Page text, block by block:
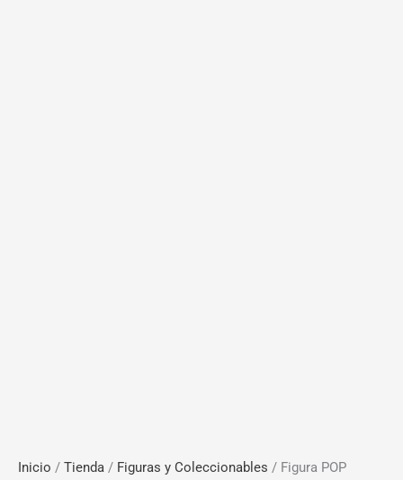
Inicio / Tienda / Figuras y Coleccionables / Figura POP